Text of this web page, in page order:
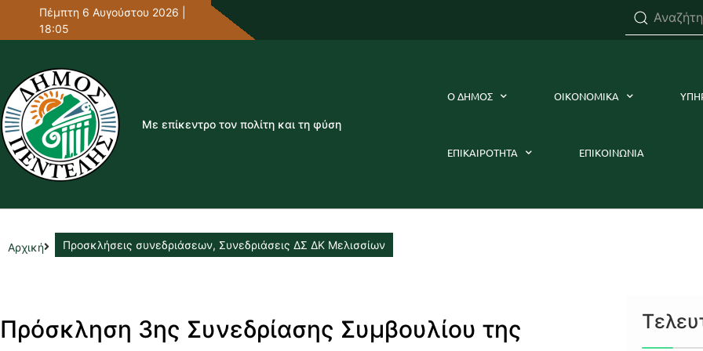
Πέμπτη 6 Αυγούστου 2026 |
18:05
Με επίκεντρο τον πολίτη και τη φύση
Ο ΔΗΜΟΣ ΟΙΚΟΝΟΜΙΚΑ
ΕΠΙΚΑΙΡΟΤΗΤΑ ΕΠΙΚΟΙΝΩΝΙΑ
Αρχική Προσκλήσεις συνεδριάσεων, Συνεδριάσεις ΔΣ ΔΚ Μελισσίων
Πρόσκληση 3ης Συνεδρίασης Συμβουλίου της